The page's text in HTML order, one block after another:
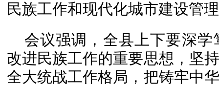
民族工作和现代化城市建设管
会议强调，全县上下要深
改进民族工作的重要思想，坚
全大统战工作格局，把铸牢中